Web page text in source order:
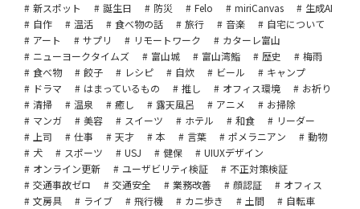
新スポット
誕生日 防災 Felo miriCanvas
生成AI
自作
温活 食べ物の話 旅行 音楽
自宅について
アート
サプリ リモートワーク
カターレ富山
ニューヨークタイムズ
富山城 富山湾鮨 歴史
梅雨
食べ物
餃子 レシピ 自炊 ビール
キャンプ
ドラマ
はまっているもの 推し オフィス環境
お祈り
清掃
温泉 癒し 露天風呂 アニメ
お掃除
マンガ
美容 スイーツ ホテル 和食
リーダー
上司
仕事 天才 本 言葉 ポメラニアン
動物
犬
スポーツ USJ 健保
UIUXデザイン
オンライン更新
ユーザビリティ検証
不正対策検証
交通事故ゼロ
交通安全 業務改善 顔認証
オフィス
文房具
ライブ 飛行機 カニ歩き 土間
自転車